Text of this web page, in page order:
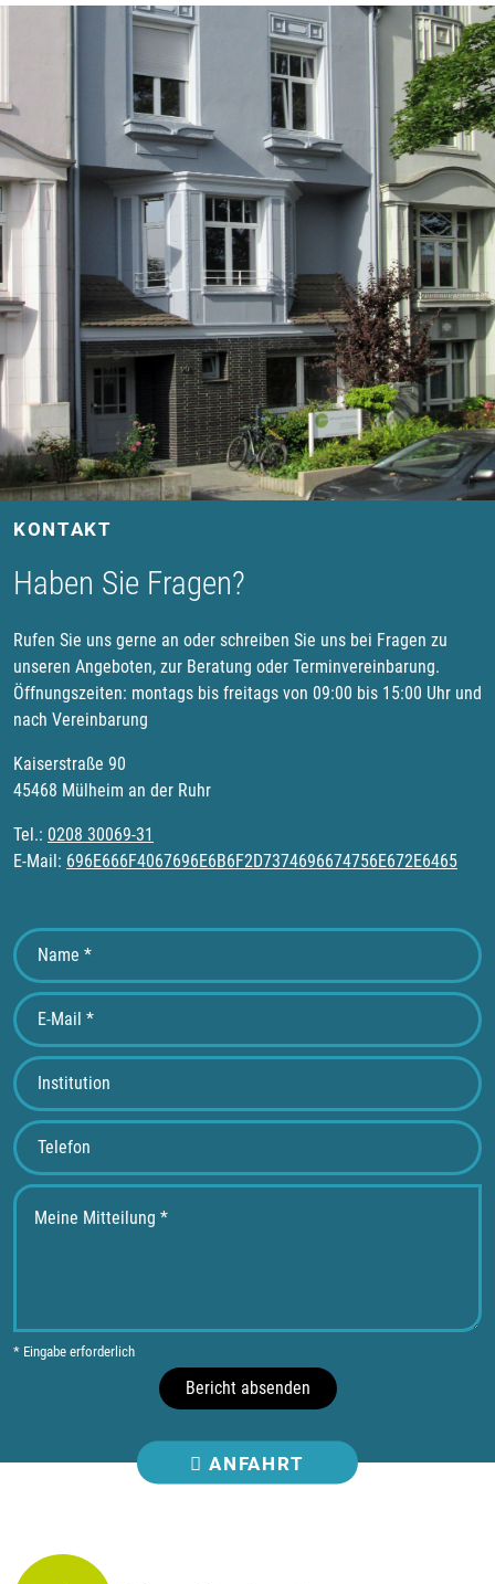
KONTAKT
Haben Sie Fragen?
Rufen Sie uns gerne an oder schreiben Sie uns bei Fragen zu
unseren Angeboten, zur Beratung oder Terminvereinbarung.
Öffnungszeiten: montags bis freitags von 09:00 bis 15:00 Uhr und
nach Vereinbarung
Kaiserstraße 90
45468 Mülheim an der Ruhr
Tel.: 0208 30069-31
E-Mail: 696E666F4067696E6B6F2D7374696674756E672E6465
* Eingabe erforderlich
Bericht absenden
ANFAHRT